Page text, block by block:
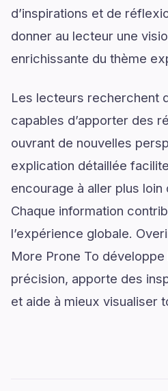
d’inspirations et de
donner au lecteur une
enrichissante du thème
Les lecteurs recherchent
capables d’apporter des
ouvrant de nouvelles
explication détaillée
encourage à aller plus
Chaque information
l’expérience globale.
More Prone To
précision, apporte des
et aide à mieux visualiser